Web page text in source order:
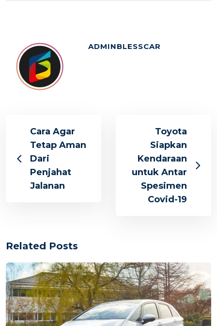
ADMINBLESSCAR
Cara Agar
Tetap Aman
Dari
Penjahat
Jalanan
Toyota
Siapkan
Kendaraan
untuk Antar
Spesimen
Covid-19
Related Posts